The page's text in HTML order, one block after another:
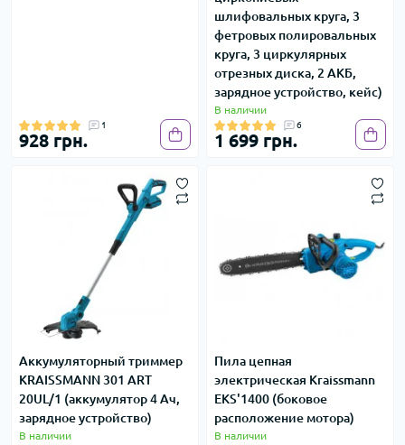
1
928 грн.
шлифовальных круга, 3
фетровых полировальных
круга, 3 циркулярных
отрезных диска, 2 АКБ,
зарядное устройство, кейс)
В наличии
6
1 699 грн.
Аккумуляторный триммер
KRAISSMANN 301 ART
20UL/1 (аккумулятор 4 Ач,
зарядное устройство)
В наличии
Пила цепная
электрическая Kraissmann
EKS'1400 (боковое
расположение мотора)
В наличии